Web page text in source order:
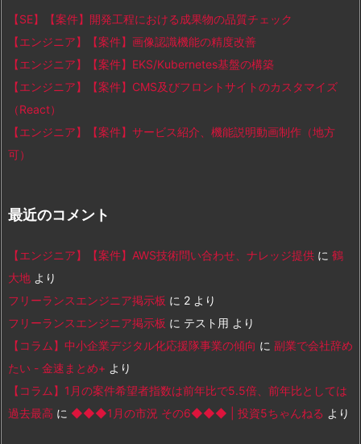
【SE】【案件】開発工程における成果物の品質チェック
【エンジニア】【案件】画像認識機能の精度改善
【エンジニア】【案件】EKS/Kubernetes基盤の構築
【エンジニア】【案件】CMS及びフロントサイトのカスタマイズ
（React）
【エンジニア】【案件】サービス紹介、機能説明動画制作（地方
可）
最近のコメント
【エンジニア】【案件】AWS技術問い合わせ、ナレッジ提供 に 鶴
大地 より
フリーランスエンジニア掲示板 に 2 より
フリーランスエンジニア掲示板 に テスト用 より
【コラム】中小企業デジタル化応援隊事業の傾向 に 副業で会社辞め
たい - 金速まとめ+ より
【コラム】1月の案件希望者指数は前年比で5.5倍、前年比としては
過去最高 に ◆◆◆1月の市況 その6◆◆◆ | 投資5ちゃんねる より